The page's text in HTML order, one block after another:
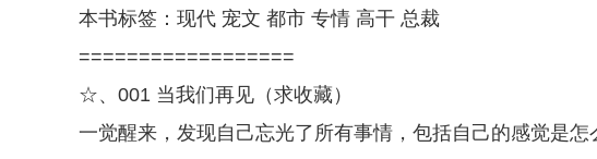
本书标签：现代 宠文 都市 专情 高干 总裁
==================
☆、001 当我们再见（求收藏）
一觉醒来，发现自己忘光了所有事情，包括自己的感觉是怎